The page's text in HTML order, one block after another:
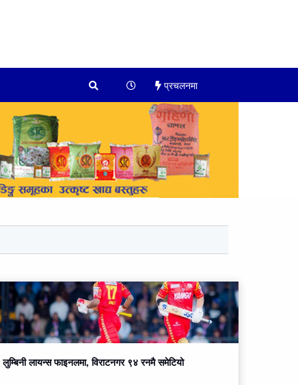
प्रचलनमा
लुम्बिनी लायन्स फाइनलमा, विराटनगर ९४ रनमै समेटियो